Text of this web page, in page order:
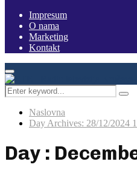
Impresum
O nama
Marketing
Kontakt
Facebook
Instagram
Youtube
Primary
Menu
Search
for:
Naslovna
Day Archives: 28/12/2024
Day :